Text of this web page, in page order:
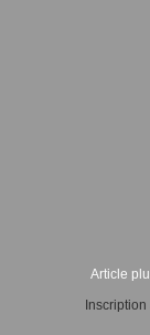
Article
Inscription